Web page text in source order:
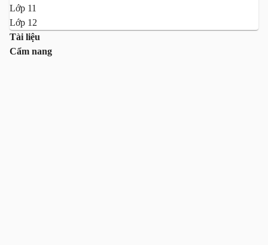
Lớp 11
Lớp 12
Tài liệu
Cẩm nang